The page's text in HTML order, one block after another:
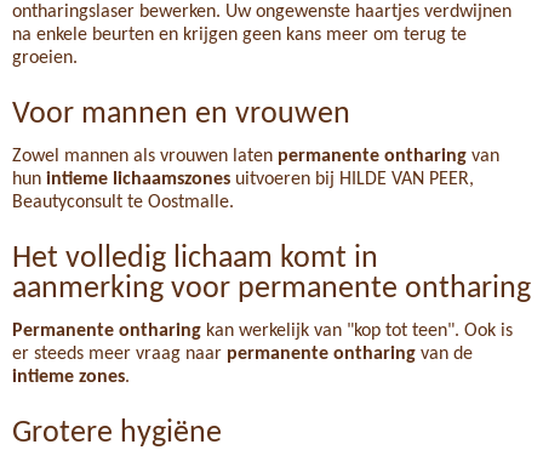
ontharingslaser bewerken. Uw ongewenste haartjes verdwijnen
na enkele beurten en krijgen geen kans meer om terug te
groeien.
Voor mannen en vrouwen
Zowel mannen als vrouwen laten permanente ontharing van
hun intieme lichaamszones uitvoeren bij HILDE VAN PEER,
Beautyconsult te Oostmalle.
Het volledig lichaam komt in
aanmerking voor permanente ontharing
Permanente ontharing kan werkelijk van "kop tot teen". Ook is
er steeds meer vraag naar permanente ontharing van de
intieme zones.
Grotere hygiëne